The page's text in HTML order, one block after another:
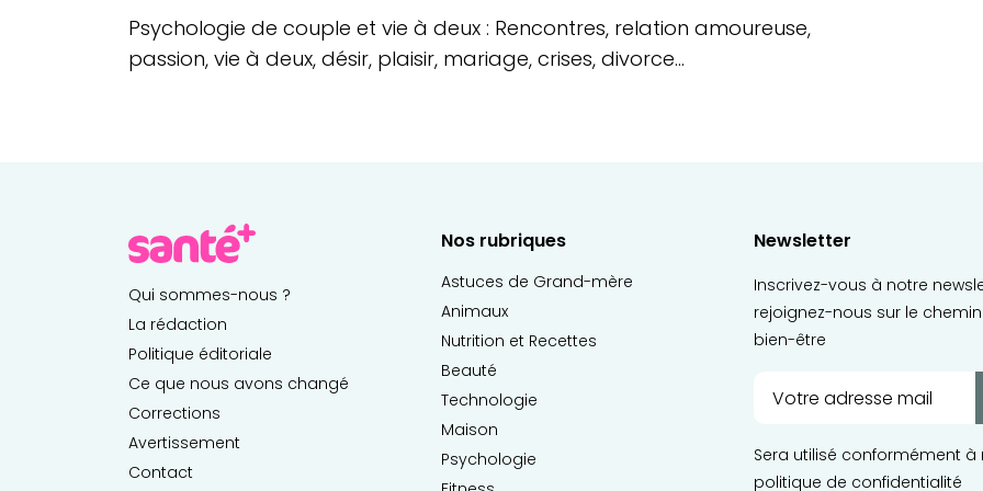
Psychologie de couple et vie à deux : Rencontres, relation amoureuse,
passion, vie à deux, désir, plaisir, mariage, crises, divorce…
Qui sommes-nous ?
La rédaction
Politique éditoriale
Ce que nous avons changé
Corrections
Avertissement
Contact
Nos rubriques
Astuces de Grand-mère
Animaux
Nutrition et Recettes
Beauté
Technologie
Maison
Psychologie
Newsletter
Inscrivez-vous à notre
rejoignez-nous sur le
bien-être
Sera utilisé conformément à
politique de confidentialité